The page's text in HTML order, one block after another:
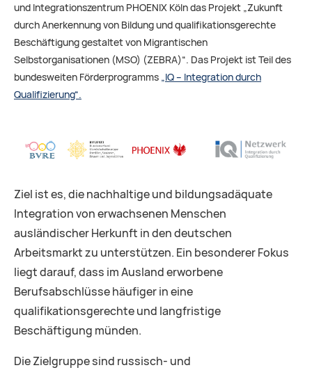
und Integrationszentrum PHOENIX Köln das Projekt „Zukunft
durch Anerkennung von Bildung und qualifikationsgerechte
Beschäftigung gestaltet von Migrantischen
Selbstorganisationen (MSO) (ZEBRA)“. Das Projekt ist Teil des
bundesweiten Förderprogramms „IQ – Integration durch
Qualifizierung“.
Ziel ist es, die nachhaltige und bildungsadäquate
Integration von erwachsenen Menschen
ausländischer Herkunft in den deutschen
Arbeitsmarkt zu unterstützen. Ein besonderer Fokus
liegt darauf, dass im Ausland erworbene
Berufsabschlüsse häufiger in eine
qualifikationsgerechte und langfristige
Beschäftigung münden.
Die Zielgruppe sind russisch- und